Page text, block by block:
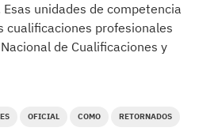
unidades de competencia
cualificaciones profesionales
de Cualificaciones y
OFICIAL COMO RETORNADOS